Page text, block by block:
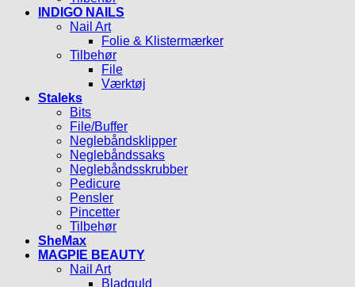
INDIGO NAILS
Nail Art
Folie & Klistermærker
Tilbehør
File
Værktøj
Staleks
Bits
File/Buffer
Neglebåndsklipper
Neglebåndssaks
Neglebåndsskrubber
Pedicure
Pensler
Pincetter
Tilbehør
SheMax
MAGPIE BEAUTY
Nail Art
Bladguld